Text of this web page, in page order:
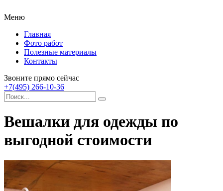
Меню
Главная
Фото работ
Полезные материалы
Контакты
Звоните прямо сейчас
+7(495) 266-10-36
Вешалки для одежды по
выгодной стоимости